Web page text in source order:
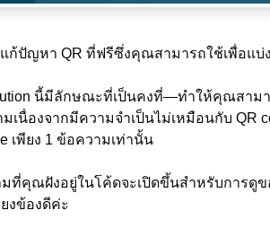
ก้ปัญหา QR ที่ฟรีซึ่งคุณสามารถใช้เพื่อแ
นี้มีลักษณะที่เป็นคงที่—ทำให้คุณสามา
มเนื่องจากมีความจำเป็นไม่เหมือนกับ
เพียง 1 ข้อความเท่านั้น
ที่คุณฝังอยู่ในโค้ดจะเปิดขึ้นสำหรับการดู
งข้องดีค่ะ